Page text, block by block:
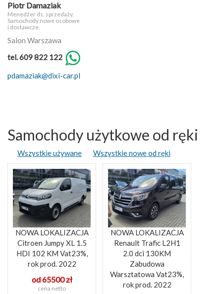
Piotr Damaziak
Menedżer ds. sprzedaży.
Samochody nowe osobowe
i dostawcze.
Salon Warszawa
tel. 609 822 122
pdamaziak@dixi-car.pl
Samochody użytkowe od ręki
Wszystkie używane Wszystkie nowe od ręki
NOWA LOKALIZACJA
Citroen Jumpy XL 1.5
HDI 102 KM Vat23%,
rok prod. 2022
od 65500 zł
cena netto
NOWA LOKALIZACJA
Renault Trafic L2H1
2.0 dci 130KM
Zabudowa
Warsztatowa Vat23%,
rok prod. 2022